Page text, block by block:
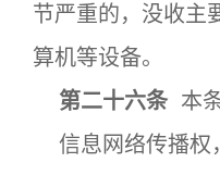
节严重的，没收主
算机等设备。
第二十六条 本
信息网络传播权